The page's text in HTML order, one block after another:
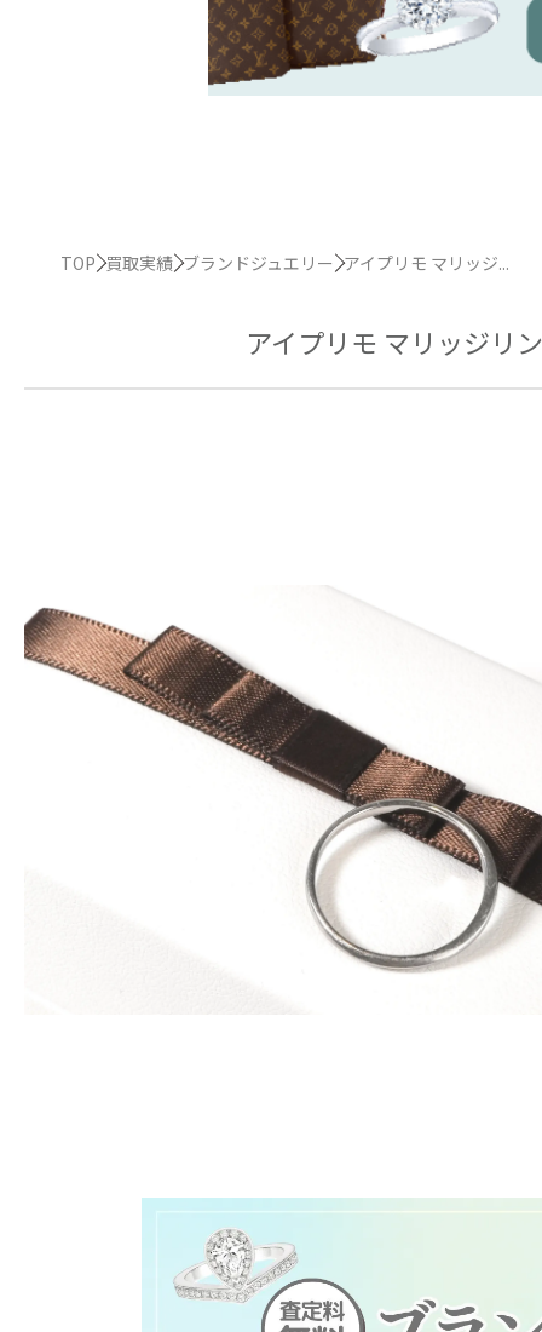
TOP 買取実績 ブランドジュエリー アイプリモ マリッジ...
アイプリモ マリッジリ